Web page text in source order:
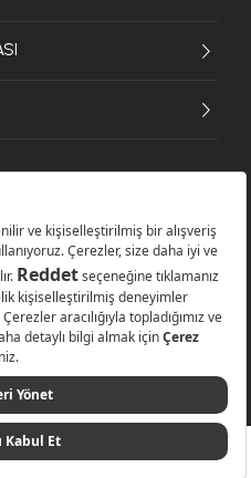
ve Ticaret A.Ş. - Tüm hakları